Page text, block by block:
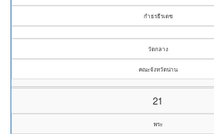
กำธรธีรเดช
วัดกลาง
คณะจังหวัดน่าน
21
พระ